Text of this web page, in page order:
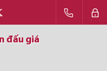
đấu giá
đấu giá
đấu giá